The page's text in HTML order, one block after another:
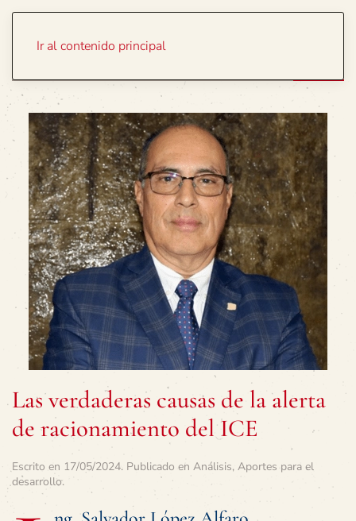
Ir al contenido principal
Las verdaderas causas de la alerta
de racionamiento del ICE
Escrito en 17/05/2024. Publicado en Análisis, Aportes para el
desarrollo.